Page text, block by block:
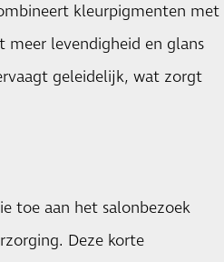
kleurpigmenten met
levendigheid en glans
geleidelijk, wat zorgt
toe aan het salonbezoek
Deze korte